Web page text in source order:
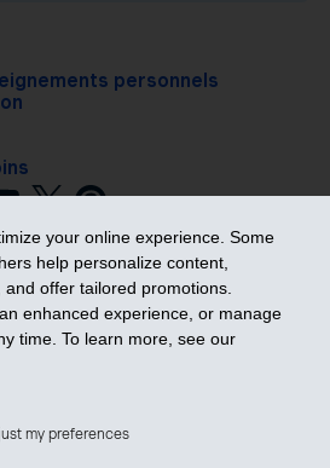
your online experience. Some
help personalize content,
offer tailored promotions.
enhanced experience, or manage
time. To learn more, see our
my preferences
personnels
devants